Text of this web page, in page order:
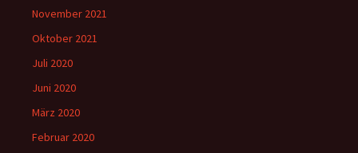
November 2021
Oktober 2021
Juli 2020
Juni 2020
März 2020
Februar 2020